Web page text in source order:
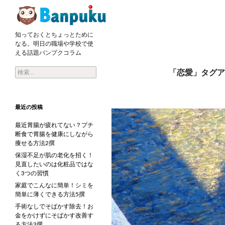
「恋愛」タグ
知っておくとちょっとために
なる。明日の職場や学校で使
える話題バンプクコラム
検索:
最近の投稿
最近胃腸が疲れてない？プチ
断食で胃腸を健康にしながら
痩せる方法2撰
保湿不足が肌の老化を招く！
見直したいのは化粧品ではな
く3つの習慣
家庭でこんなに簡単！シミを
簡単に薄くできる方法5撰
手術なしでそばかす除去！お
金をかけずにそばかす改善す